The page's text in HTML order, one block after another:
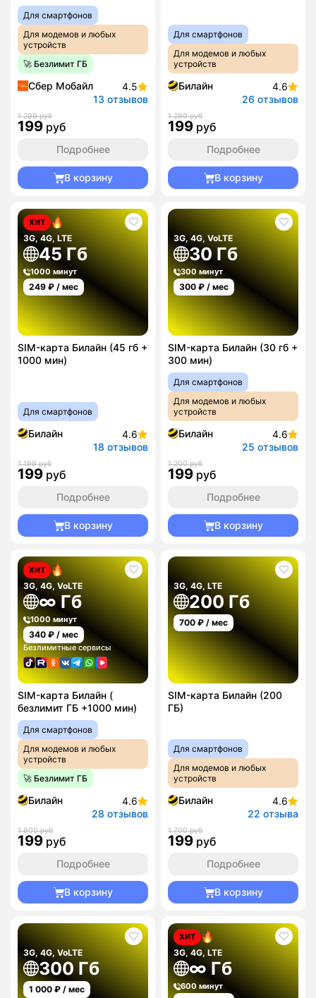
Для смартфонов
Для модемов и любых
устройств
🚀 Безлимит ГБ
Сбер Мобайл
4.5
13 отзывов
1 299 руб
199 руб
Подробнее
В корзину
Для смартфонов
Для модемов и любых
устройств
Билайн
4.6
26 отзывов
1 290 руб
199 руб
Подробнее
В корзину
ХИТ
3G, 4G, LTE
45 Гб
1000 минут
249 ₽ / мес
SIM-карта Билайн (45 гб +
1000 мин)
Для смартфонов
Билайн
4.6
18 отзывов
1 199 руб
199 руб
Подробнее
В корзину
3G, 4G, VoLTE
30 Гб
300 минут
300 ₽ / мес
SIM-карта Билайн (30 гб +
300 мин)
Для смартфонов
Для модемов и любых
устройств
Билайн
4.6
25 отзывов
1 200 руб
199 руб
Подробнее
В корзину
ХИТ
3G, 4G, VoLTE
∞ Гб
1000 минут
340 ₽ / мес
Безлимитные сервисы
SIM-карта Билайн (
безлимит ГБ +1000 мин)
Для смартфонов
Для модемов и любых
устройств
🚀 Безлимит ГБ
Билайн
4.6
28 отзывов
1 900 руб
199 руб
Подробнее
В корзину
3G, 4G, LTE
200 Гб
700 ₽ / мес
SIM-карта Билайн (200
ГБ)
Для смартфонов
Для модемов и любых
устройств
Билайн
4.6
22 отзыва
1 700 руб
199 руб
Подробнее
В корзину
3G, 4G, VoLTE
300 Гб
1 000 ₽ / мес
ХИТ
3G, 4G, LTE
∞ Гб
600 минут